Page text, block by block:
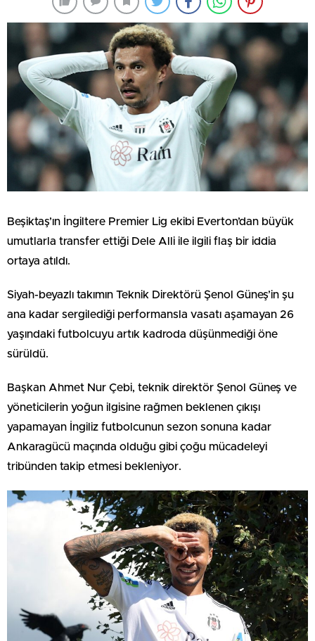
Beşiktaş’ın İngiltere Premier Lig ekibi Everton’dan büyük
umutlarla transfer ettiği Dele Alli ile ilgili flaş bir iddia
ortaya atıldı.
Siyah-beyazlı takımın Teknik Direktörü Şenol Güneş’in şu
ana kadar sergilediği performansla vasatı aşamayan 26
yaşındaki futbolcuyu artık kadroda düşünmediği öne
sürüldü.
Başkan Ahmet Nur Çebi, teknik direktör Şenol Güneş ve
yöneticilerin yoğun ilgisine rağmen beklenen çıkışı
yapamayan İngiliz futbolcunun sezon sonuna kadar
Ankaragücü maçında olduğu gibi çoğu mücadeleyi
tribünden takip etmesi bekleniyor.